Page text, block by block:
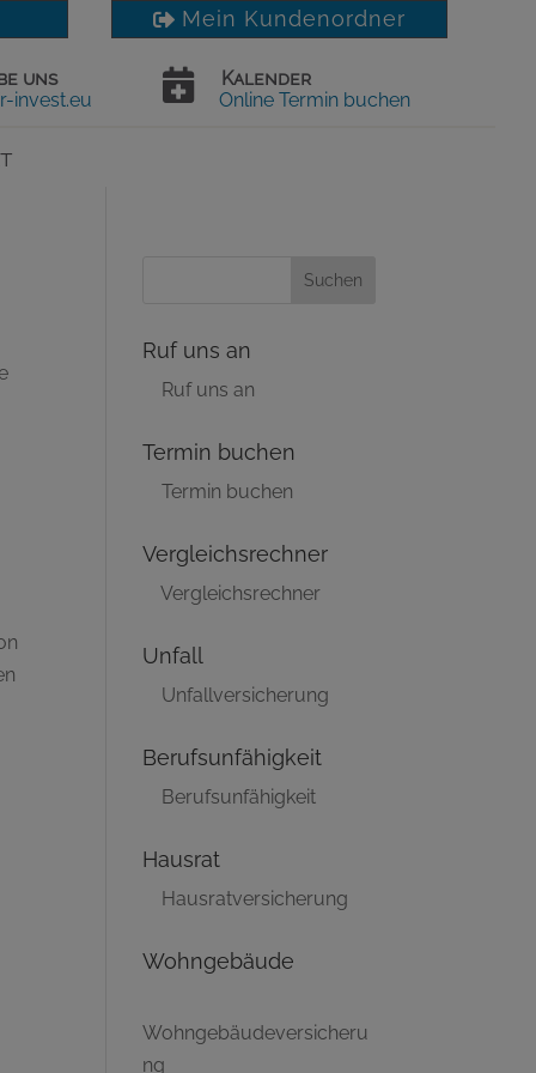
Mein Kundenordner
uns
invest.eu

Kalender
Online Termin buchen
Ruf uns an
Ruf uns an
Termin buchen
Termin buchen
Vergleichsrechner
Vergleichsrechner
Unfall
Unfallversicherung
Berufsunfähigkeit
Berufsunfähigkeit
Hausrat
Hausratversicherung
Wohngebäude
Wohngebäudeversicheru
ng